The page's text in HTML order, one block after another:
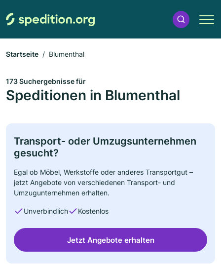
Startseite Blumenthal
173 Suchergebnisse für
Speditionen in Blumenthal
Transport- oder Umzugsunternehmen
gesucht?
Egal ob Möbel, Werkstoffe oder anderes Transportgut –
jetzt Angebote von verschiedenen Transport- und
Umzugunternehmen erhalten.
Unverbindlich Kostenlos
Jetzt Angebote erhalten